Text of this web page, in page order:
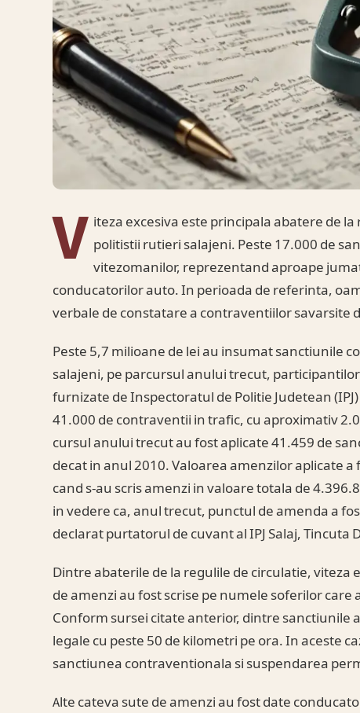
V iteza excesiva este principala abatere de
politistii rutieri salajeni. Peste 17.000 de
vitezomanilor, reprezentand aproape
conducatorilor auto. In perioada de referinta,
verbale de constatare a contraventiilor savarsite
Peste 5,7 milioane de lei au insumat sanctiunile
salajeni, pe parcursul anului trecut,
furnizate de Inspectoratul de Politie Judetean
41.000 de contraventii in trafic, cu aproximativ
cursul anului trecut au fost aplicate 41.459 de
decat in anul 2010. Valoarea amenzilor aplicate
cand s-au scris amenzi in valoare totala de
in vedere ca, anul trecut, punctul de amenda a
declarat purtatorul de cuvant al IPJ Salaj, Tincuta
Dintre abaterile de la regulile de circulatie, viteza
de amenzi au fost scrise pe numele soferilor
Conform sursei citate anterior, dintre sanctiunile
legale cu peste 50 de kilometri pe ora. In aceste
sanctiunea contraventionala si suspendarea
Alte cateva sute de amenzi au fost date